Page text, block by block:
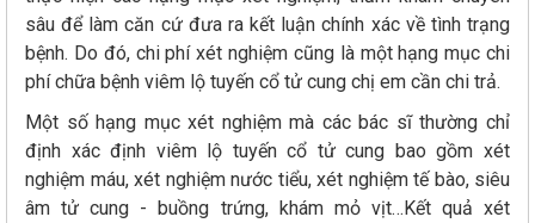
sâu để làm căn cứ đưa ra kết luận chính xác về tình trạng
bệnh. Do đó, chi phí xét nghiệm cũng là một hạng mục chi
phí chữa bệnh viêm lộ tuyến cổ tử cung chị em cần chi trả.
Một số hạng mục xét nghiệm mà các bác sĩ thường chỉ
định xác định viêm lộ tuyến cổ tử cung bao gồm xét
nghiệm máu, xét nghiệm nước tiểu, xét nghiệm tế bào, siêu
âm tử cung - buồng trứng, khám mỏ vịt…Kết quả xét